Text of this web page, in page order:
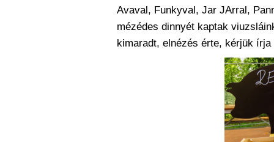
Avaval, Funkyval, Jar JArral,
mézédes dinnyét kaptak
kimaradt, elnézés érte, kérjük